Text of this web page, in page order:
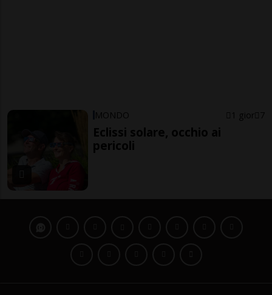
MONDO 1 gior 7
Eclissi solare, occhio ai
pericoli